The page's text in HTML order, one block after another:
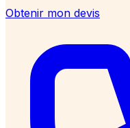
Obtenir mon devis